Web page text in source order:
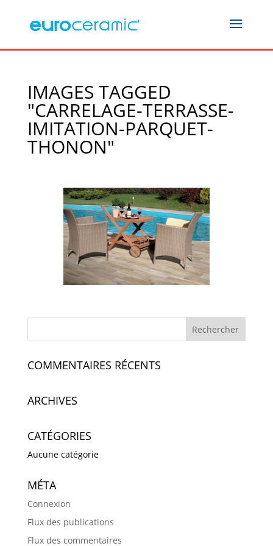
IMAGES TAGGED
"CARRELAGE-TERRASSE-
IMITATION-PARQUET-
THONON"
COMMENTAIRES RÉCENTS
ARCHIVES
CATÉGORIES
Aucune catégorie
MÉTA
Connexion
Flux des publications
Flux des commentaires